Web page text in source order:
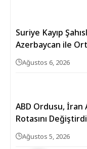
Suriye Kayıp
Azerbaycan ile
Ağustos 6, 2026
ABD Ordusu, İran
Rotasını Değiştirdi
Ağustos 5, 2026